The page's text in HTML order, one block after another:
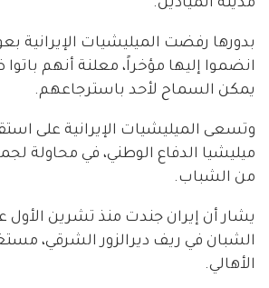
مدينة الميادين.
بدورها رفضت الميليشيات الإيرانية
انضموا إليها مؤخراً، معلنة أنهم
يمكن السماح لأحد باسترجاعهم.
وتسعى الميليشيات الإيرانية على
ميليشيا الدفاع الوطني، في محاولة
من الشباب.
الشبان في ريف ديرالزور الشرقي،
الأهالي.